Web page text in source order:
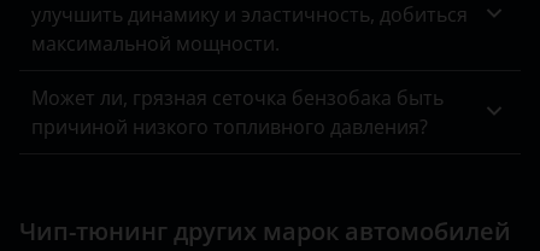
улучшить динамику и эластичность, добиться
максимальной мощности.
Может ли, грязная сеточка бензобака быть
причиной низкого топливного давления?
Чип-тюнинг других марок автомобилей